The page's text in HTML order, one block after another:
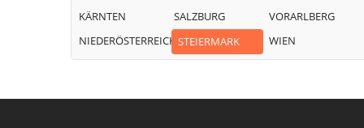
KÄRNTEN
NIEDERÖSTERREICH
SALZBURG
STEIERMARK
VORARLBERG
WIEN